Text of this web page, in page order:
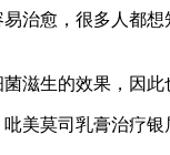
治愈，很多人都
滋生的效果，因
莫司乳膏治疗